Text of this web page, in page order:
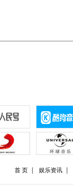
首 页 娱乐资讯